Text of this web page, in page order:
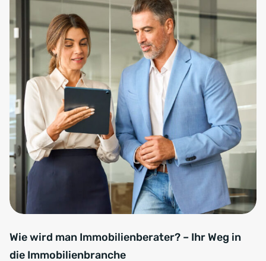
Wie wird man Immobilienberater? – Ihr Weg in
die Immobilienbranche